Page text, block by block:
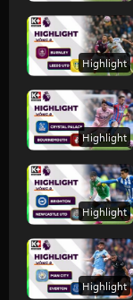
Highlight
Highlight
Highlight
Highlight